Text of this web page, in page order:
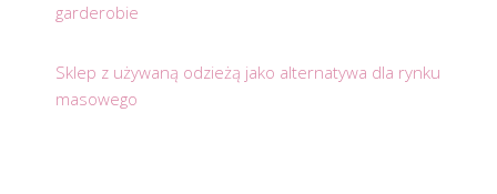
garderobie
Sklep z używaną odzieżą jako alternatywa dla rynku
masowego